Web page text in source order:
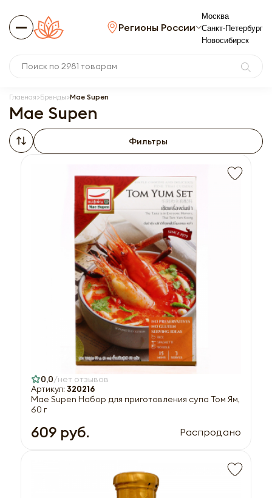
Регионы России
Москва
Санкт-Петербург
Новосибирск
Главная Бренды Mae Supen
Mae Supen
Фильтры
0,0 нет отзывов
Артикул: 320216
Mae Supen Набор для приготовления супа Том Ям,
60 г
609 руб. Распродано